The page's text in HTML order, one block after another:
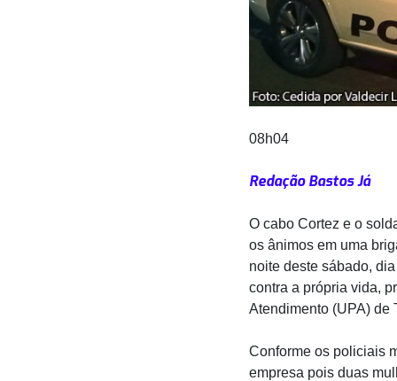
08h04
Redação Bastos Já
O cabo Cortez e o
os ânimos em uma
noite deste sábado,
contra a própria vida,
Atendimento (UPA) de
Conforme os policiais
empresa pois duas